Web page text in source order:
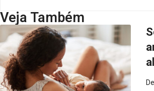
Veja Também